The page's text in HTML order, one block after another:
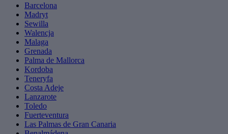
Barcelona
Madryt
Sewilla
Walencja
Malaga
Grenada
Palma de Mallorca
Kordoba
Teneryfa
Costa Adeje
Lanzarote
Toledo
Fuerteventura
Las Palmas de Gran Canaria